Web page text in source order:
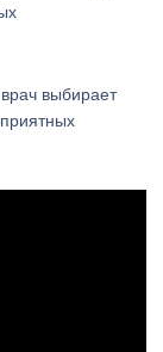
выбирает